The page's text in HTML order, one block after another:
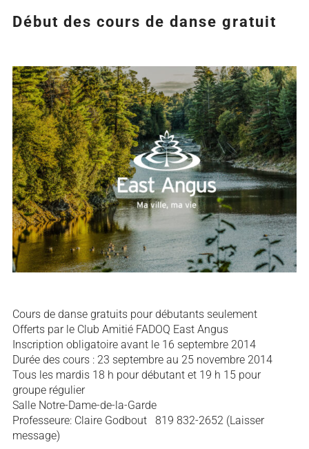
Début des cours de danse gratuit
Agrandir
l&apos;image
Cours de danse gratuits pour débutants seulement
Offerts par le Club Amitié FADOQ East Angus
Inscription obligatoire avant le 16 septembre 2014
Durée des cours : 23 septembre au 25 novembre 2014
Tous les mardis 18 h pour débutant et 19 h 15 pour
groupe régulier
Salle Notre-Dame-de-la-Garde
Professeure: Claire Godbout 819 832-2652 (Laisser
message)